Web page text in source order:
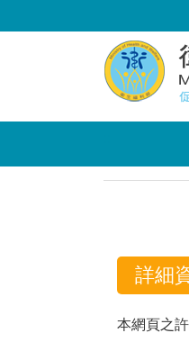
詳細
本網頁之